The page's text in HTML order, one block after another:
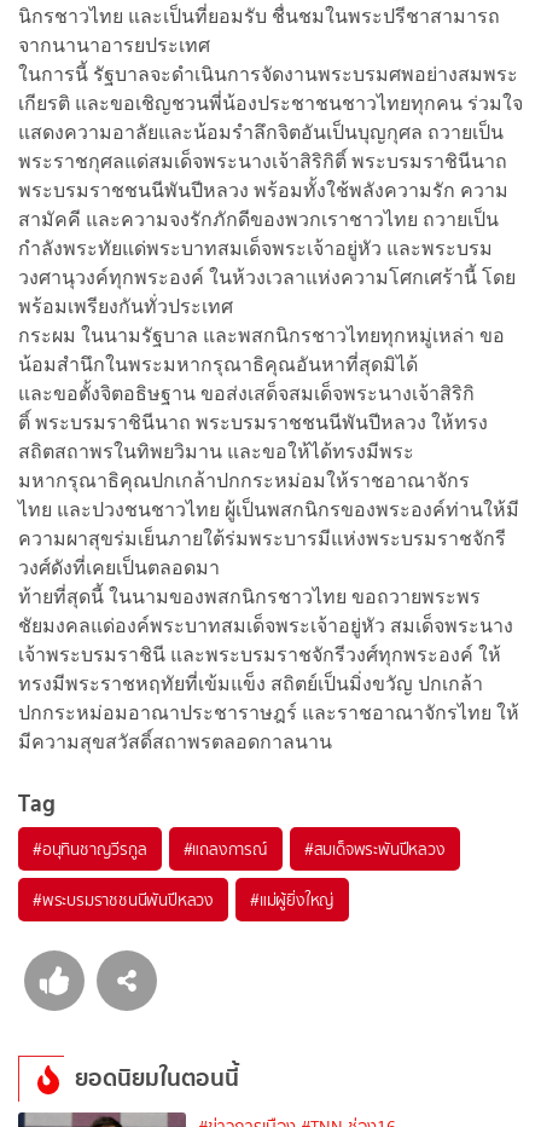
นิกรชาวไทย และเป็นที่ยอมรับ ชื่นชมในพระปรีชาสามารถ
จากนานาอารยประเทศ
ในการนี้ รัฐบาลจะดำเนินการจัดงานพระบรมศพอย่างสมพระ
เกียรติ และขอเชิญชวนพี่น้องประชาชนชาวไทยทุกคน ร่วมใจ
แสดงความอาลัยและน้อมรำลึกจิตอันเป็นบุญกุศล ถวายเป็น
พระราชกุศลแด่สมเด็จพระนางเจ้าสิริกิติ์ พระบรมราชินีนาถ
พระบรมราชชนนีพันปีหลวง พร้อมทั้งใช้พลังความรัก ความ
สามัคคี และความจงรักภักดีของพวกเราชาวไทย ถวายเป็น
กำลังพระทัยแด่พระบาทสมเด็จพระเจ้าอยู่หัว และพระบรม
วงศานุวงค์ทุกพระองค์ ในห้วงเวลาแห่งความโศกเศร้านี้ โดย
พร้อมเพรียงกันทั่วประเทศ
กระผม ในนามรัฐบาล และพสกนิกรชาวไทยทุกหมู่เหล่า ขอ
น้อมสำนึกในพระมหากรุณาธิคุณอันหาที่สุดมิได้
และขอตั้งจิตอธิษฐาน ขอส่งเสด็จสมเด็จพระนางเจ้าสิริกิ
ติ์ พระบรมราชินีนาถ พระบรมราชชนนีพันปีหลวง ให้ทรง
สถิตสถาพรในทิพยวิมาน และขอให้ได้ทรงมีพระ
มหากรุณาธิคุณปกเกล้าปกกระหม่อมให้ราชอาณาจักร
ไทย และปวงชนชาวไทย ผู้เป็นพสกนิกรของพระองค์ท่านให้มี
ความผาสุขร่มเย็นภายใต้ร่มพระบารมีแห่งพระบรมราชจักรี
วงศ์ดังที่เคยเป็นตลอดมา
ท้ายที่สุดนี้ ในนามของพสกนิกรชาวไทย ขอถวายพระพร
ชัยมงคลแด่องค์พระบาทสมเด็จพระเจ้าอยู่หัว สมเด็จพระนาง
เจ้าพระบรมราชินี และพระบรมราชจักรีวงศ์ทุกพระองค์ ให้
ทรงมีพระราชหฤทัยที่เข้มแข็ง สถิตย์เป็นมิ่งขวัญ ปกเกล้า
ปกกระหม่อมอาณาประชาราษฎร์ และราชอาณาจักรไทย ให้
มีความสุขสวัสดิ์สถาพรตลอดกาลนาน
Tag
#อนุทินชาญวีรกูล #แถลงการณ์ #สมเด็จพระพันปีหลวง
#พระบรมราชชนนีพันปีหลวง #แม่ผู้ยิ่งใหญ่
ยอดนิยมในตอนนี้